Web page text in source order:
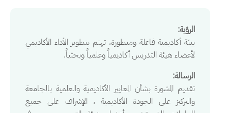
الرؤية:
بيئة أكاديمية فاعلة ومتطورة، تهتم بتطوير الأداء الأكاديمي
لأعضاء هيئة التدريس أكاديمياً وعلمياً وبحثياً.
الرسالة:
تقديم المشورة بشأن المعايير الأكاديمية والعلمية بالجامعة
والتركيز على الجودة الأكاديمية ، الإشراف على جميع